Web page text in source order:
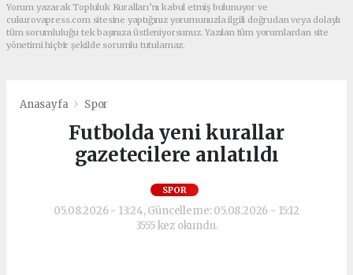
Yorum yazarak Topluluk Kuralları’nı kabul etmiş bulunuyor ve
cukurovapress.com sitesine yaptığınız yorumunuzla ilgili doğrudan veya dolaylı
tüm sorumluluğu tek başınıza üstleniyorsunuz. Yazılan tüm yorumlardan site
yönetimi hiçbir şekilde sorumlu tutulamaz.
Anasayfa Spor
Futbolda yeni kurallar
gazetecilere anlatıldı
SPOR
05.08.2026 - 13:24, Güncelleme: 05.08.2026 - 15:12
3555 kez okundu.